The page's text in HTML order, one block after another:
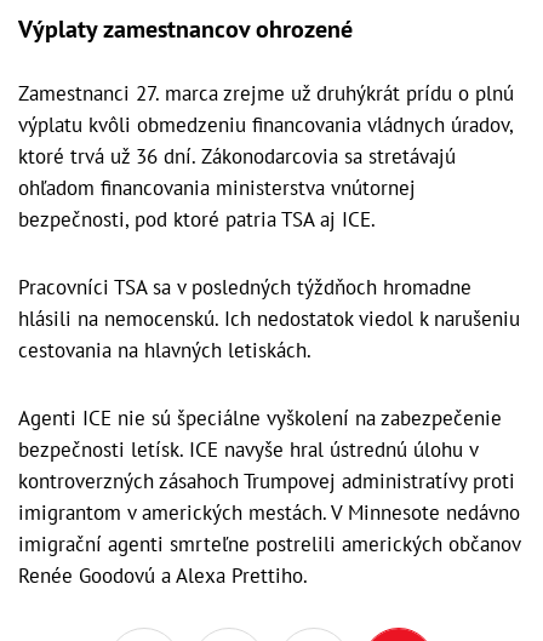
Výplaty zamestnancov ohrozené
Zamestnanci 27. marca zrejme už druhýkrát prídu o plnú
výplatu kvôli obmedzeniu financovania vládnych úradov,
ktoré trvá už 36 dní. Zákonodarcovia sa stretávajú
ohľadom financovania ministerstva vnútornej
bezpečnosti, pod ktoré patria TSA aj ICE.
Pracovníci TSA sa v posledných týždňoch hromadne
hlásili na nemocenskú. Ich nedostatok viedol k narušeniu
cestovania na hlavných letiskách.
Agenti ICE nie sú špeciálne vyškolení na zabezpečenie
bezpečnosti letísk. ICE navyše hral ústrednú úlohu v
kontroverzných zásahoch Trumpovej administratívy proti
imigrantom v amerických mestách. V Minnesote nedávno
imigrační agenti smrteľne postrelili amerických občanov
Renée Goodovú a Alexa Prettiho.